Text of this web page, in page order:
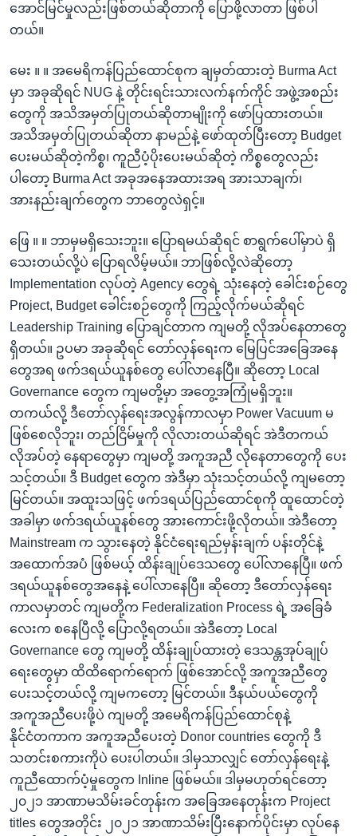
အောင်မြင်မှုလည်းဖြစ်တယ်ဆိုတာကို ပြောဖို့လာတာ ‌ဖြစ်ပါ
တယ်။
မေး ။ ။ အမေရိကန်‌ပြည်ထောင်စုက ချမှတ်ထားတဲ့ Burma Act
မှာ အခုဆိုရင် NUG နဲ့ တိုင်းရင်းသားလက်နက်ကိုင် အဖွဲ့အစည်း
တွေကို အသိအမှတ်ပြုတယ်ဆိုတာမျိုးကို ‌ဖော်ပြထားတယ်။
အသိအမှတ်ပြုတယ်ဆိုတာ နာမည်နဲ့ ဖော်ထုတ်ပြီးတော့ Budget
ပေးမယ်ဆိုတဲ့ကိစ္စ၊ ကူညီပံ့ပိုး‌ပေးမယ်ဆိုတဲ့ ကိစ္စတွေလည်း
ပါ‌တော့ Burma Act အခုအနေအထားအရ အားသာချက်၊
အားနည်းချက်တွေက ဘာတွေလဲရှင့်။
ဖြေ ။ ။ ဘာမှမရှိသေးဘူး။ ပြောရမယ်ဆိုရင် စာရွက်ပေါ်မှာပဲ ရှိ
သေးတယ်လို့ပဲ ပြောရလိမ့်မယ်။ ဘာဖြစ်လို့လဲဆိုတော့
Implementation လုပ်တဲ့ Agency တွေရဲ့ သုံးနေတဲ့ ခေါင်းစဉ်တွေ
Project, Budget ခေါင်းစဉ်တွေကို ကြည့်လိုက်မယ်ဆိုရင်
Leadership Training ပြောချင်တာက ကျမတို့ လိုအပ်နေတာတွေ
ရှိတယ်။ ဥပမာ အခုဆိုရင် ‌တော်လှန်ရေးက ‌‌‌‌‌မြေ‌ပြင်အခြေအနေ
တွေအရ ဖက်ဒရယ်ယူနစ်‌တွေ ‌ပေါ်လာ‌နေ‌ပြီ။ ဆိုတော့ Local
Governance တွေက ကျမတို့မှာ အတွေ့အကြုံမရှိဘူး။
တကယ်လို့ ဒီတော်လှန်ရေးအလွန်ကာလမှာ Power Vacuum မ
ဖြစ်စေလိုဘူး၊ တည်ငြိမ်မှုကို လိုလားတယ်ဆိုရင် အဲဒီတကယ်
လိုအပ်တဲ့ နေရာတွေမှာ ကျမတို့ အကူအညီ လိုနေတာတွေကို ပေး
သင့်တယ်။ ဒီ Budget တွေက အဲဒီမှာ သုံးသင့်တယ်လို့ ကျမ‌တော့
မြင်တယ်။ အထူးသဖြင့် ဖက်ဒရယ်ပြည်ထောင်စုကို ထူထောင်တဲ့
အခါမှာ ဖက်ဒရယ်ယူနစ်တွေ အားကောင်းဖို့လိုတယ်။ အဲဒီတော့
Mainstream က သွားနေတဲ့ နိုင်ငံရေးရည်မှန်းချက် ပန်းတိုင်နဲ့
အ‌‌‌ထောက်အပံ ဖြစ်မယ့် ထိန်းချုပ်ဒေသတွေ ပေါ်လာနေပြီ။ ဖက်
ဒရယ်ယူနစ်တွေအနေနဲ့ ပေါ်လာနေပြီ။ ဆို‌တော့ ဒီတော်လှန်ရေး
ကာလမှာတင် ကျမတို့က Federalization Process ရဲ့ အခြေခံ
လေးက စ‌နေပြီလို့ ‌ပြောလို့ရတယ်။ အဲဒီတော့ Local
Governance တွေ ကျမတို့ ထိန်းချုပ်ထားတဲ့ ဒေသန္တအုပ်ချုပ်
ရေးတွေမှာ ထိထိရောက်ရောက် ဖြစ်အောင်လို့ အကူအညီ‌တွေ
ပေးသင့်တယ်လို့ ကျမကတော့ ‌မြင်တယ်။ ဒီနယ်ပယ်တွေကို
အကူအညီပေးဖို့ပဲ ကျမတို့ အမေရိကန်ပြည်ထောင်စုနဲ့
နိုင်ငံတကာက အကူအညီပေးတဲ့ Donor countries တွေကို ဒီ
သတင်းစကားကိုပဲ ပေးပါတယ်။ ဒါမှသာလျှင် တော်လှန်‌ရေးနဲ့
ကူညီထောက်ပံ့မှုတွေက Inline ဖြစ်မယ်။ ဒါမှမဟုတ်ရင်တော့
၂၀၂၁ အာဏာမသိမ်းခင်တုန်းက အ‌ခြေအနေတုန်းက Project
titles တွေအတိုင်း ၂၀၂၁ အာဏာသိမ်းပြီးနောက်ပိုင်းမှာ လုပ်နေ